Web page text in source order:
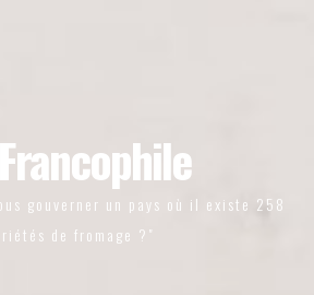
gouverner un pays où il existe 258
de fromage ?"